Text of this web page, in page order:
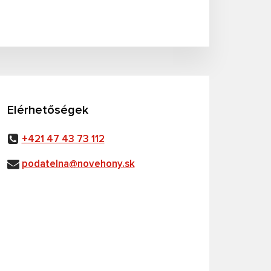
Elérhetőségek
+421 47 43 73 112
podatelna@novehony.sk